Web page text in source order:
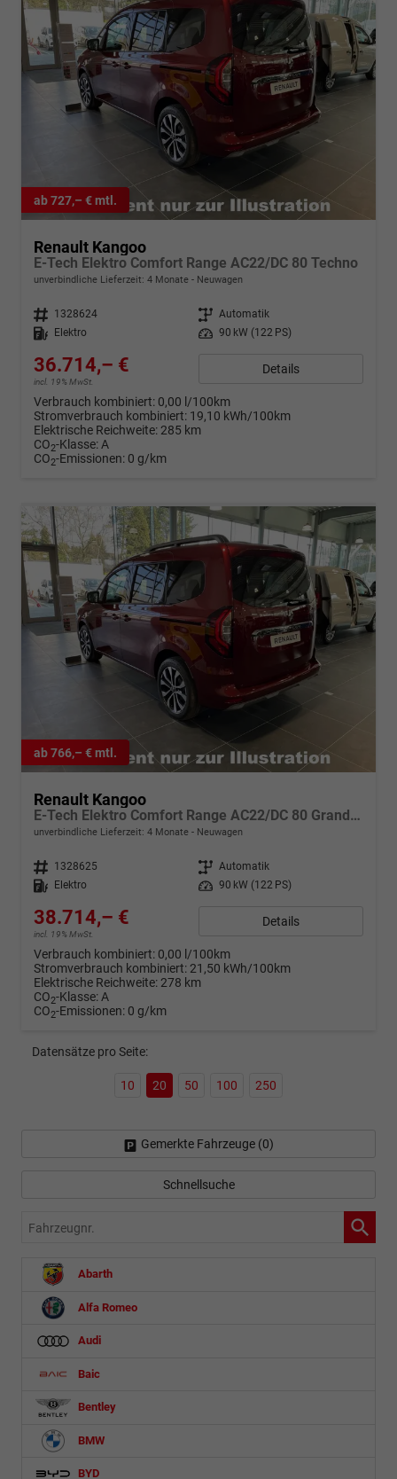
ab 727,– € mtl.
Renault Kangoo
E-Tech Elektro Comfort Range AC22/DC 80 Techno
unverbindliche Lieferzeit: 4 Monate Neuwagen
Fahrzeugnr. 1328624 Getriebe Automatik
Kraftstoff
Elektro Leistung 90 kW (122 PS)
36.714,– €
incl. 19% MwSt.
Details
Verbrauch kombiniert: 0,00 l/100km
Stromverbrauch kombiniert: 19,10 kWh/100km
Elektrische Reichweite: 285 km
CO2-Klasse:A
CO2-Emissionen: 0 g/km
ab 766,– € mtl.
Renault Kangoo
E-Tech Elektro Comfort Range AC22/DC 80 Grand Tech
unverbindliche Lieferzeit: 4 Monate Neuwagen
Fahrzeugnr. 1328625 Getriebe Automatik
Kraftstoff
Elektro Leistung 90 kW (122 PS)
38.714,– €
incl. 19% MwSt.
Details
Verbrauch kombiniert: 0,00 l/100km
Stromverbrauch kombiniert: 21,50 kWh/100km
Elektrische Reichweite: 278 km
CO2-Klasse:A
CO2-Emissionen: 0 g/km
Datensätze pro Seite:
10 20 50 100 250
Gemerkte Fahrzeuge (0)
Schnellsuche
Fahrzeugnr.
Abarth
Alfa Romeo
Audi
Baic
Bentley
BMW
BYD